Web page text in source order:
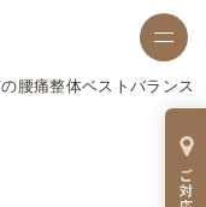
腰痛整体ベストバランス